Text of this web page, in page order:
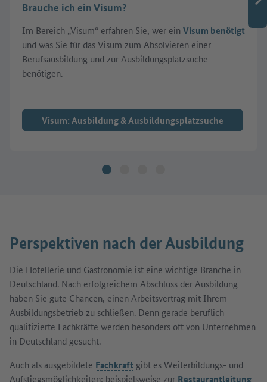
Brauche ich ein Visum?
Im Bereich „Visum“ erfahren Sie, wer ein Visum benötigt
und was Sie für das Visum zum Absolvieren einer
Berufsausbildung und zur Ausbildungsplatzsuche
benötigen.
Visum: Ausbildung & Ausbildungsplatzsuche
Perspektiven nach der Ausbildung
Die Hotellerie und Gastronomie ist eine wichtige Branche in
Deutschland. Nach erfolgreichem Abschluss der Ausbildung
haben Sie gute Chancen, einen Arbeitsvertrag mit Ihrem
Ausbildungsbetrieb zu schließen. Denn gerade beruflich
qualifizierte Fachkräfte werden besonders oft von Unternehmen
in Deutschland gesucht.
Auch als ausgebildete Fachkraft gibt es Weiterbildungs- und
Aufstiegsmöglichkeiten: beispielsweise zur Restaurantleitung